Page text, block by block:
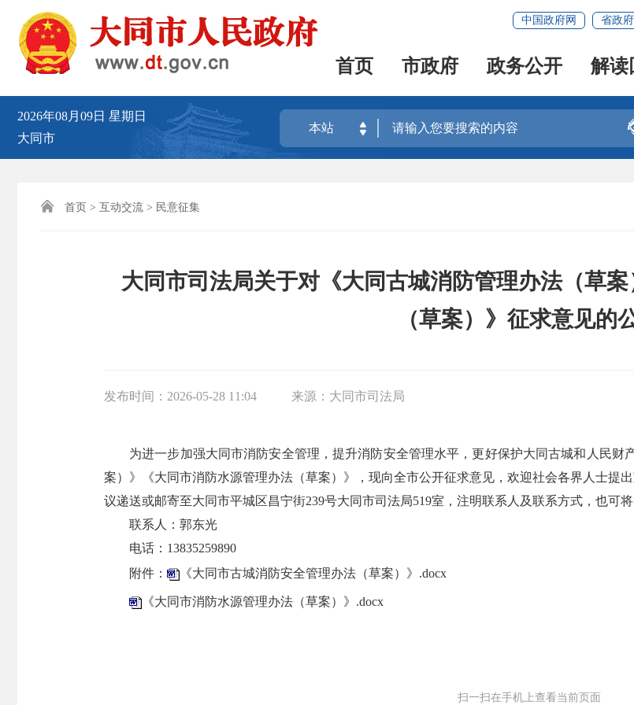
中国政府网 省政府
首页 市政府 政务公开 解读
2026年08月09日 星期日
大同市
本站
 首页 > 互动交流 > 民意征集
大同市司法局关于对《大同古城消防管理办法（草
（草案）》征求意见的
发布时间： 2026-05-28 11:04 来源： 大同市司法局
为进一步加强大同市消防安全管理，提升消防安全管理水平，更好保护大同古城和人民
案）》《大同市消防水源管理办法（草案）》，现向全市公开征求意见，欢迎社会各界人士提
议递送或邮寄至大同市平城区昌宁街239号大同市司法局519室，注明联系人及联系方式，也可将
联系人：郭东光
电话：13835259890
附件：
《大同市古城消防安全管理办法（草案）》.docx
《大同市消防水源管理办法（草案）》.docx
扫一扫在手机上查看当前页面